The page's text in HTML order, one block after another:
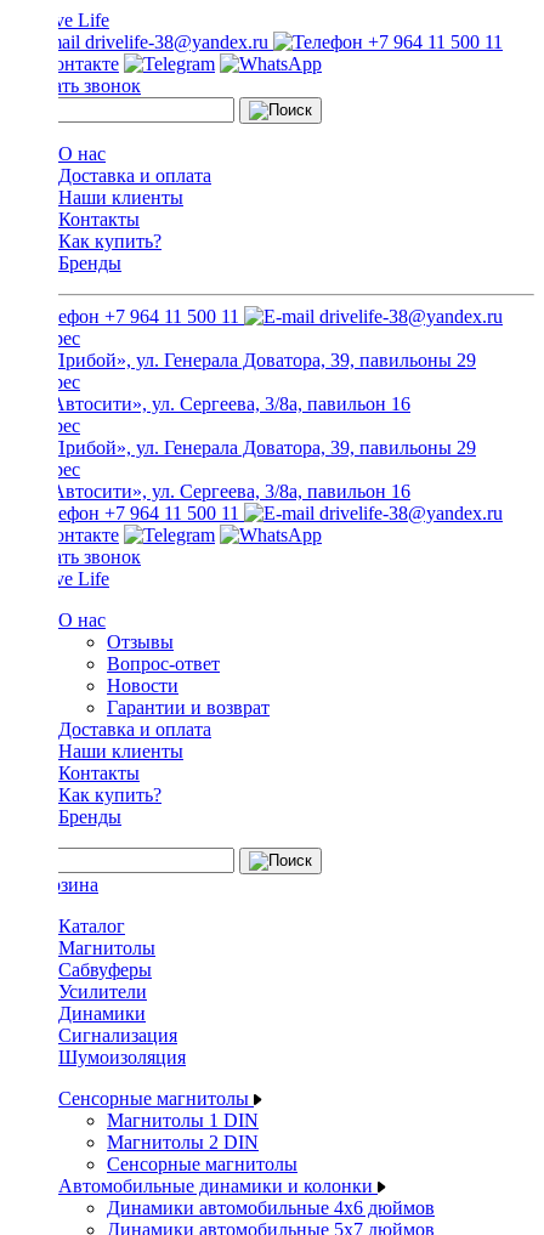
drivelife-38@yandex.ru +7 964 11 500 11
Заказать звонок
О нас
Доставка и оплата
Наши клиенты
Контакты
Как купить?
Бренды
+7 964 11 500 11 drivelife-38@yandex.ru
ТЦ «Прибой», ул. Генерала Доватора, 39, павильоны 29
ТЦ «Автосити», ул. Сергеева, 3/8а, павильон 16
ТЦ «Прибой», ул. Генерала Доватора, 39, павильоны 29
ТЦ «Автосити», ул. Сергеева, 3/8а, павильон 16
+7 964 11 500 11
drivelife-38@yandex.ru
Заказать звонок
О нас
Отзывы
Вопрос-ответ
Новости
Гарантии и возврат
Доставка и оплата
Наши клиенты
Контакты
Как купить?
Бренды
Каталог
Магнитолы
Сабвуферы
Усилители
Динамики
Сигнализация
Шумоизоляция
Сенсорные магнитолы
Магнитолы 1 DIN
Магнитолы 2 DIN
Сенсорные магнитолы
Автомобильные динамики и колонки
Динамики автомобильные 4x6 дюймов
Динамики автомобильные 5x7 дюймов